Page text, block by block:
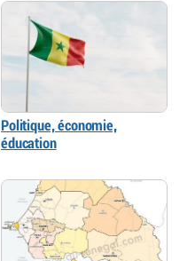
Politique, économie,
éducation